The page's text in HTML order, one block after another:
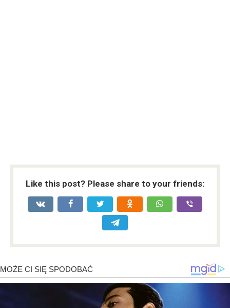
Like this post? Please share to your friends: